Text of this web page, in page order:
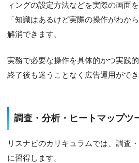
ィングの設定方法などを実際の画面
「知識はあるけど実際の操作がわか
解消できます。
実務で必要な操作を具体的かつ実践
終了後も迷うことなく広告運用がで
調査・分析・ヒートマップツ
リスナビのカリキュラムでは、調査
に習得します。